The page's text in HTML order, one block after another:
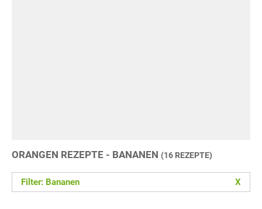
ORANGEN REZEPTE - BANANEN (16 REZEPTE)
Filter: Bananen X